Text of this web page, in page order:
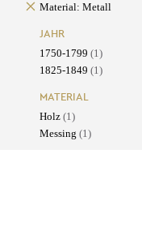
Material: Metall
JAHR
1750-1799 (1)
1825-1849 (1)
MATERIAL
Holz (1)
Messing (1)